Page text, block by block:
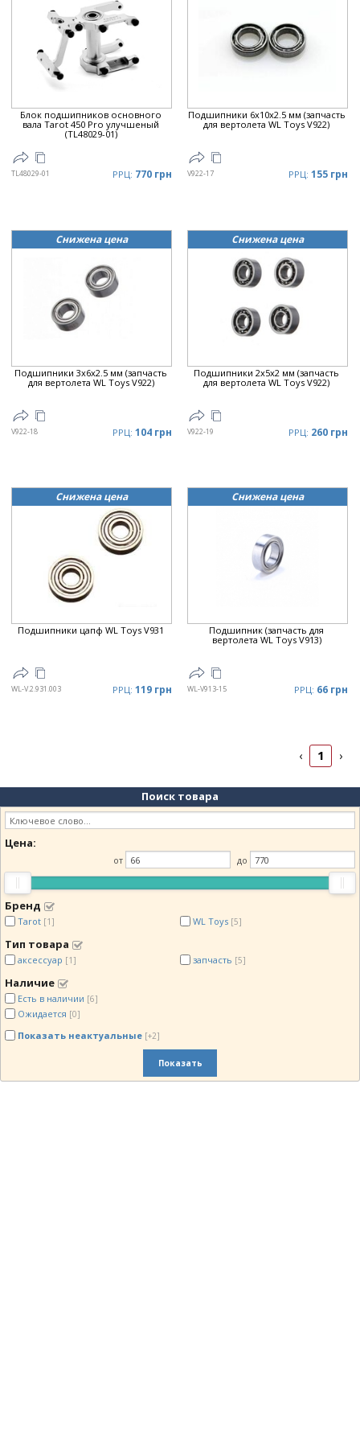
Дата
▲
Цена ▼
Блок подшипников основного
вала Tarot 450 Pro улучшеный
(TL48029-01)
TL48029-01 РРЦ: 770 грн
Подшипники 6x10x2.5 мм (запчасть
для вертолета WL Toys V922)
V922-17 РРЦ: 155 грн
Снижена цена
Подшипники 3x6x2.5 мм (запчасть
для вертолета WL Toys V922)
V922-18 РРЦ: 104 грн
Снижена цена
Подшипники 2x5x2 мм (запчасть
для вертолета WL Toys V922)
V922-19 РРЦ: 260 грн
Снижена цена
Подшипники цапф WL Toys V931
WL-V.2.931.003 РРЦ: 119 грн
Снижена цена
Подшипник (запчасть для
вертолета WL Toys V913)
WL-V913-15 РРЦ: 66 грн
‹ 1 ›
Поиск товара
Цена:
от до
Бренд
Tarot [1] WL Toys [5]
Тип товара
аксессуар [1] запчасть [5]
Наличие
Есть в наличии [6]
Ожидается [0]
Показать неактуальные [+2]
Показать